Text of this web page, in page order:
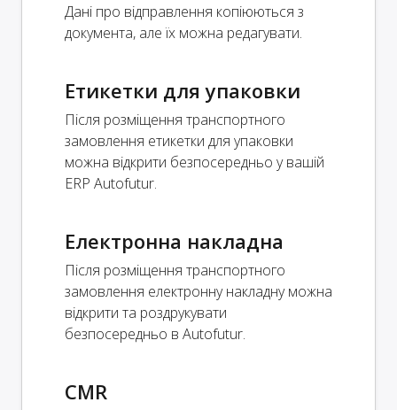
Дані про відправлення копіюються з
документа, але їх можна редагувати.
Етикетки для упаковки
Після розміщення транспортного
замовлення етикетки для упаковки
можна відкрити безпосередньо у вашій
ERP Autofutur.
Електронна накладна
Після розміщення транспортного
замовлення електронну накладну можна
відкрити та роздрукувати
безпосередньо в Autofutur.
CMR